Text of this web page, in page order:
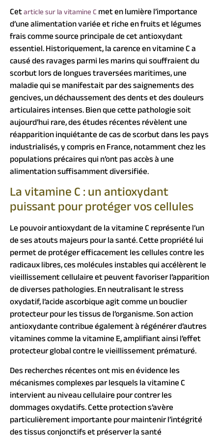
Cetarticle sur la vitamine C met en lumière l’importance
d’une alimentation variée et riche en fruits et légumes
frais comme source principale de cet antioxydant
essentiel. Historiquement, la carence en vitamine C a
causé des ravages parmi les marins qui souffraient du
scorbut lors de longues traversées maritimes, une
maladie qui se manifestait par des saignements des
gencives, un déchaussement des dents et des douleurs
articulaires intenses. Bien que cette pathologie soit
aujourd’hui rare, des études récentes révèlent une
réapparition inquiétante de cas de scorbut dans les pays
industrialisés, y compris en France, notamment chez les
populations précaires qui n’ont pas accès à une
alimentation suffisamment diversifiée.
La vitamine C : un antioxydant
puissant pour protéger vos cellules
Le pouvoir antioxydant de la vitamine C représente l’un
de ses atouts majeurs pour la santé. Cette propriété lui
permet de protéger efficacement les cellules contre les
radicaux libres, ces molécules instables qui accélèrent le
vieillissement cellulaire et peuvent favoriser l’apparition
de diverses pathologies. En neutralisant le stress
oxydatif, l’acide ascorbique agit comme un bouclier
protecteur pour les tissus de l’organisme. Son action
antioxydante contribue également à régénérer d’autres
vitamines comme la vitamine E, amplifiant ainsi l’effet
protecteur global contre le vieillissement prématuré.
Des recherches récentes ont mis en évidence les
mécanismes complexes par lesquels la vitamine C
intervient au niveau cellulaire pour contrer les
dommages oxydatifs. Cette protection s’avère
particulièrement importante pour maintenir l’intégrité
des tissus conjonctifs et préserver la santé